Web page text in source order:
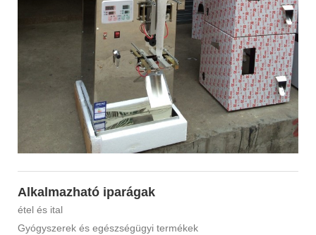
Alkalmazható iparágak
étel és ital
Gyógyszerek és egészségügyi termékek